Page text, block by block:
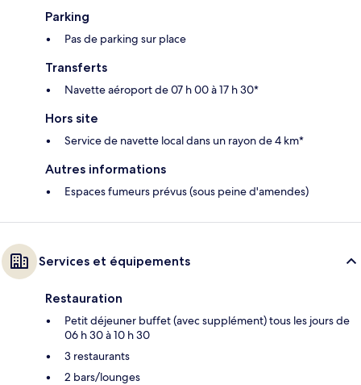
Parking
Pas de parking sur place
Transferts
Navette aéroport de 07 h 00 à 17 h 30*
Hors site
Service de navette local dans un rayon de 4 km*
Autres informations
Espaces fumeurs prévus (sous peine d'amendes)
Services et équipements
Restauration
Petit déjeuner buffet (avec supplément) tous les jours de
06 h 30 à 10 h 30
3 restaurants
2 bars/lounges